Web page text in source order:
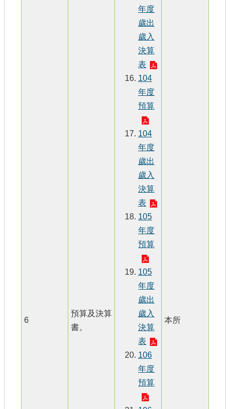
6
預算及決算
書。
年度
歲出
歲入
決算
表
104
年度
預算
104
年度
歲出
歲入
決算
表
105
年度
預算
105
年度
歲出
歲入
決算
表
106
年度
預算
本所